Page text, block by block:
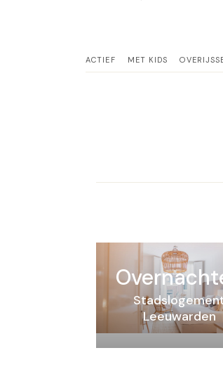
ACTIEF MET KIDS
Leeuwarden